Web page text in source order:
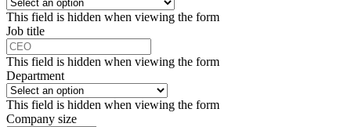
This field is hidden when viewing the form
Job title
This field is hidden when viewing the form
Department
This field is hidden when viewing the form
Company size